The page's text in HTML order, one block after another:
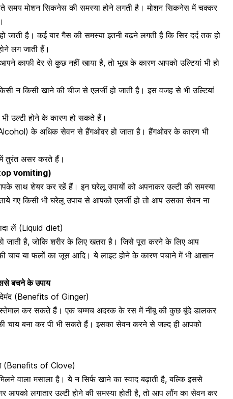
समय मोशन सिकनेस की समस्या होने लगती है। मोशन सिकनेस मेंचक्कर
जाती है। कई बार गैस की समस्या इतनी बढ़ने लगती है कि सिर दर्द तक हो
लग जाती हैं।
काफी देर से कुछ नहीं खाया है, तो भूख के कारण आपको उल्टियां भी हो
न किसी खाने की चीज से एलर्जी हो जाती है। इस वजह से भी उल्टियां
उल्टी होने के कारण हो सकते हैं।
के अधिक सेवन से हैंगओवर हो जाता है। हैंगओवर के कारण भी
तुरंत असर करते हैं।
vomiting)
साथ शेयर कर रहें हैं। इन घरेलू उपायों को अपनाकर उल्टी की समस्या
गए किसी भी घरेलू उपाय से आपको एलर्जी हो तो आप उसका सेवन ना
लें (Liquid diet)
जाती है, जोकि शरीर के लिए खतरा है। जिसे पूरा करने के लिए आप
चायया फलों का जूस आदि। ये लाइट होने के कारण पचाने में भी आसान
बचने के उपाय
(Benefits of Ginger)
कर सकते हैं। एक चम्मच अदरक के रस में नींबू की कुछ बूंदे डालकर
चाय बना कर पी भी सकते हैं। इसका सेवन करने से जल्द ही आपको
(Benefits of Clove)
वाला मसाला है। ये न सिर्फ खाने का स्वाद बढ़ाती है, बल्कि इससे
लगातार उल्टी होने की समस्या होती है, तो आप लौंग का सेवन कर